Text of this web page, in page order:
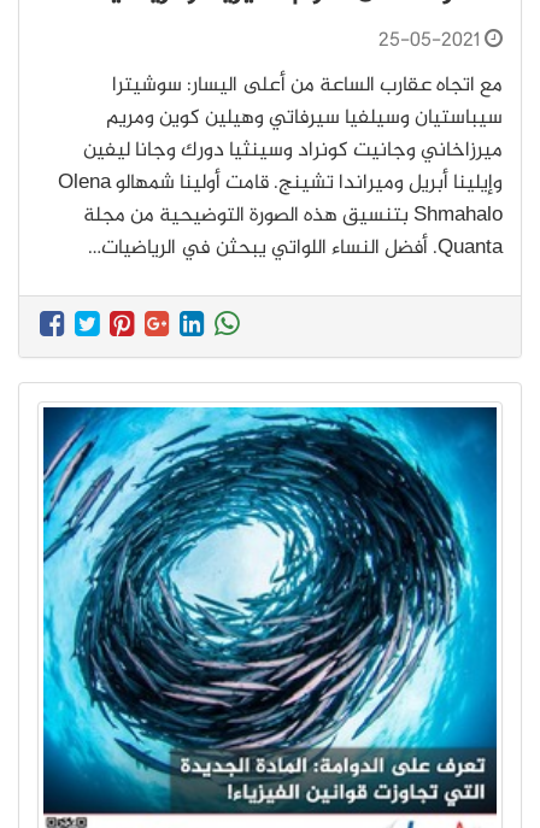
25-05-2021
مع اتجاه عقارب الساعة من أعلى اليسار: سوشيترا
سيباستيان وسيلفيا سيرفاتي وهيلين كوين ومريم
ميرزاخاني وجانيت كونراد وسينثيا دورك وجانا ليفين
وإيلينا أبريل وميراندا تشينج. قامت أولينا شمهالو Olena
Shmahalo بتنسيق هذه الصورة التوضيحية من مجلة
Quanta. أفضل النساء اللواتي يبحثن في الرياضيات…